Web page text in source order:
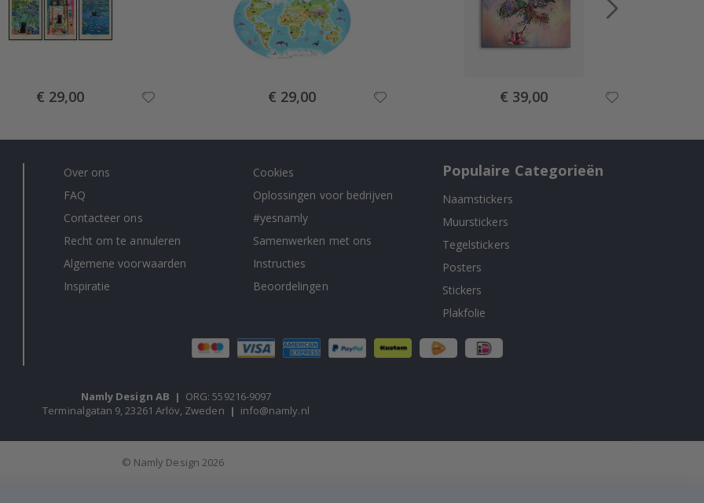
Special
Price
€ 29,00 Special
Price
€ 29,00 Special
Price
€ 39,00
Over ons
FAQ
Contacteer ons
Recht om te annuleren
Algemene voorwaarden
Inspiratie
Cookies
Oplossingen voor bedrijven
#yesnamly
Samenwerken met ons
Instructies
Beoordelingen
Populaire Categorieën
Naamstickers
Muurstickers
Tegelstickers
Posters
Stickers
Plakfolie
Namly Design AB | ORG: 559216-9097
Terminalgatan 9, 23261 Arlöv, Zweden | info@namly.nl
© Namly Design 2026